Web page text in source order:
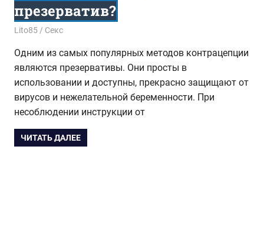
презерватив?
24.04.2017
Lito85 Секс
Одним из самых популярных методов контрацепции
являются презервативы. Они просты в
использовании и доступны, прекрасно защищают от
вирусов и нежелательной беременности. При
несоблюдении инструкции от
ЧИТАТЬ ДАЛЕЕ